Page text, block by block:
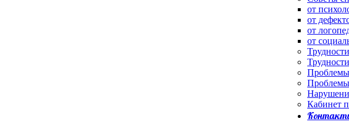
от
от
от
от
Кабинет